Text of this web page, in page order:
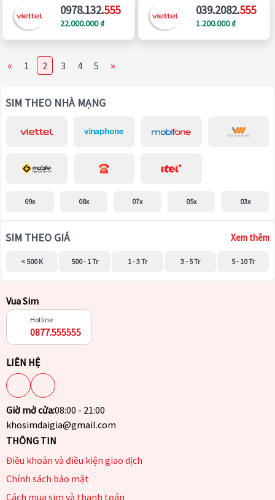
0978.132.555
22.000.000 ₫
039.2082.555
1.200.000 ₫
« 1 2 3 4 5 »
SIM THEO NHÀ MẠNG
09x 08x 07x 05x 03x
SIM THEO GIÁ Xem thêm
< 500 K 500 - 1 Tr 1 - 3 Tr 3 - 5 Tr 5 - 10 Tr
Vua Sim
Hotline
0877.555555
LIÊN HỆ
Giờ mở cửa:08:00 - 21:00
khosimdaigia@gmail.com
THÔNG TIN
Điều khoản và điều kiện giao dịch
Chính sách bảo mật
Cách mua sim và thanh toán